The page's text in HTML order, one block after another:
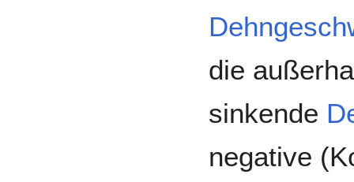
die
sinkende
negative